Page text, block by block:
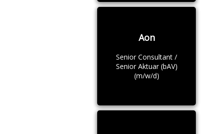
Aon
Senior Consultant /
Senior Aktuar (bAV)
(m/w/d)